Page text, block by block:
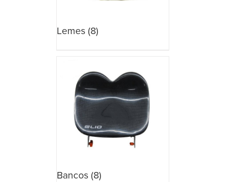
Lemes (8)
Bancos (8)